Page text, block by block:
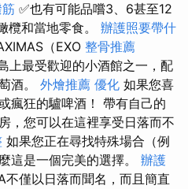
✅也有可能品嚐3、6甚至12
欖和當地零食。 辦護照要帶什
（EXO 整骨推薦
上最受歡迎的小酒館之一，配
酒。 外燴推薦 優化 如果您喜
瘋狂的驢啤酒！ 帶有自己的
，您可以在這裡享受日落而不
如果您正在尋找特殊場合（例
這是一個完美的選擇。 辦護
不僅以日落而聞名，而且簡直